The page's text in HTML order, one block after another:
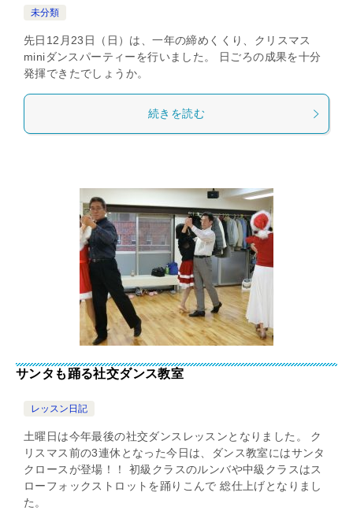
未分類
先日12月23日（日）は、一年の締めくくり、クリスマス
miniダンスパーティーを行いました。 日ごろの成果を十分
発揮できたでしょうか。
続きを読む
サンタも踊る社交ダンス教室
レッスン日記
土曜日は今年最後の社交ダンスレッスンとなりました。 ク
リスマス前の3連休となった今日は、ダンス教室にはサンタ
クロースが登場！！ 初級クラスのルンバや中級クラスはス
ローフォックストロットを踊りこんで 総仕上げとなりまし
た。